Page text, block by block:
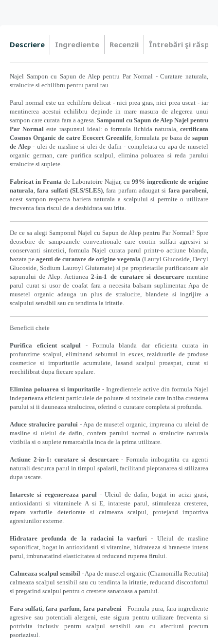
Descriere Ingrediente Recenzii Întrebări şi
Najel Sampon cu Sapun de Alep pentru Par Normal - Curatare naturala,
stralucire si echilibru pentru parul tau
Parul normal este un echilibru delicat - nici prea gras, nici prea uscat - iar
mentinerea acestui echilibru depinde in mare masura de alegerea unui
sampon care curata fara a agresa. Samponul cu Sapun de Alep Najel pentru
Par Normal este raspunsul ideal: o formula lichida naturala,certificata
Cosmos Organic de catre Ecocert Greenlife, formulata pe baza de sapun
de Alep- ulei de masline si ulei de dafin - completata cu apa de musetel
organic german, care purifica scalpul, elimina poluarea si reda parului
stralucire si suplete.
Fabricat in Franta de Laboratoire Najjar, cu 99% ingrediente de origine
naturala,fara sulfati (SLS/SLES), fara parfum adaugat si fara parabeni,
acest sampon respecta bariera naturala a scalpului si permite o utilizare
frecventa fara riscul de a deshidrata sau irita.
De ce sa alegi Samponul Najel cu Sapun de Alep pentru Par Normal? Spre
deosebire de sampoanele conventionale care contin sulfati agresivi si
conservanti sintetici, formula Najel curata parul printr-o actiune blanda,
bazata peagenti de curatare de origine vegetala(Lauryl Glucoside, Decyl
Glucoside, Sodium Lauroyl Glutamate) si pe proprietatile purificatoare ale
sapunului de Alep. Actiunea2-in-1 de curatare si descurcarementine
parul curat si usor de coafat fara a necesita balsam suplimentar. Apa de
musetel organic adauga un plus de stralucire, blandete si ingrijire a
scalpului sensibil sau cu tendinta la iritatie.
Beneficii cheie
Purifica eficient scalpul - Formula blanda dar eficienta curata in
profunzime scalpul, eliminand sebumul in exces, reziduurile de produse
cosmetice si impuritatile acumulate, lasand scalpul proaspat, curat si
reechilibrat dupa fiecare spalare.
Elimina poluarea si impuritatile - Ingredientele active din formula Najel
indeparteaza eficient particulele de poluare si toxinele care inhiba cresterea
parului si ii dauneaza stralucirea, oferind o curatare completa si profunda.
Aduce stralucire parului- Apa de musetel organic, impreuna cu uleiul de
masline si uleiul de dafin, confera parului normal o stralucire naturala
vizibila si o suplete remarcabila inca de la prima utilizare.
Actiune 2-in-1: curatare si descurcare- Formula imbogatita cu agenti
naturali descurca parul in timpul spalarii, facilitand pieptanarea si stilizarea
dupa uscare.
Intareste si regenereaza parul- Uleiul de dafin, bogat in acizi grasi,
antioxidanti si vitaminele A si E, intareste parul, stimuleaza cresterea,
repara varfurile deteriorate si calmeaza scalpul, protejand impotriva
agresiunilor externe.
Hidratare profunda de la radacini la varfuri - Uleiul de masline
saponificat, bogat in antioxidanti si vitamine, hidrateaza si hraneste intens
parul, imbunatatind elasticitatea si reducand ruperea firului.
Calmeaza scalpul sensibil - Apa de musetel organic (Chamomilla Recutita)
calmeaza scalpul sensibil sau cu tendinta la iritatie, reducand disconfortul
si pregatind scalpul pentru o crestere sanatoasa a parului.
Fara sulfati, fara parfum, fara parabeni - Formula pura, fara ingrediente
agresive sau potentiali alergeni, este sigura pentru utilizare frecventa si
potrivita inclusiv pentru scalpul sensibil sau cu afectiuni precum
psoriazisul.